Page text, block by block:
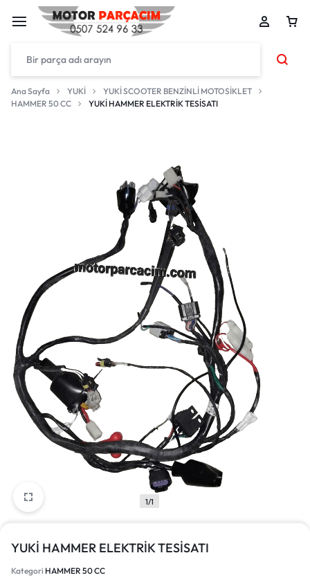
Ana Sayfa YUKİ
YUKİ SCOOTER BENZİNLİ MOTOSİKLET
HAMMER 50 CC
YUKİ HAMMER ELEKTRİK TESİSATI
1/1
YUKİ HAMMER ELEKTRİK TESİSATI
Kategori HAMMER 50 CC